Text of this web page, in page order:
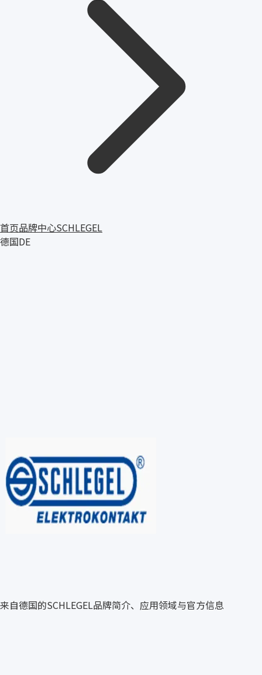
首页品牌中心SCHLEGEL
德国DE
来自德国的SCHLEGEL品牌简介、应用领域与官方信息